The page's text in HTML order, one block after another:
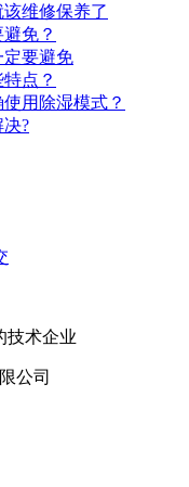
维修保养了
免？
定要避免
点？
用除湿模式？
?
技术企业
公司